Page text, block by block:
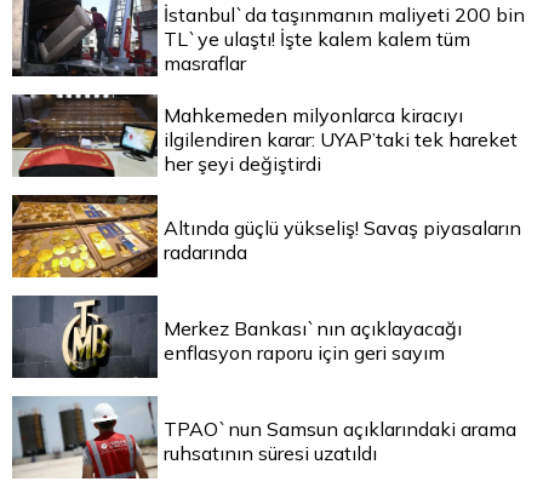
İstanbul`da taşınmanın maliyeti 200 bin
TL`ye ulaştı! İşte kalem kalem tüm
masraflar
Mahkemeden milyonlarca kiracıyı
ilgilendiren karar: UYAP’taki tek hareket
her şeyi değiştirdi
Altında güçlü yükseliş! Savaş piyasaların
radarında
Merkez Bankası`nın açıklayacağı
enflasyon raporu için geri sayım
TPAO`nun Samsun açıklarındaki arama
ruhsatının süresi uzatıldı